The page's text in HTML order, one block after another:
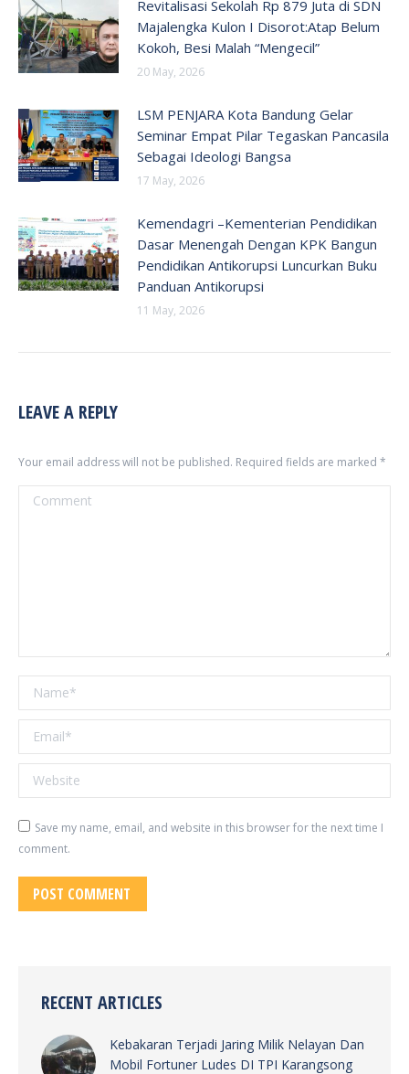
Revitalisasi Sekolah Rp 879 Juta di SDN
Majalengka Kulon I Disorot:Atap Belum
Kokoh, Besi Malah “Mengecil”
20 May, 2026
LSM PENJARA Kota Bandung Gelar
Seminar Empat Pilar Tegaskan Pancasila
Sebagai Ideologi Bangsa
17 May, 2026
Kemendagri –Kementerian Pendidikan
Dasar Menengah Dengan KPK Bangun
Pendidikan Antikorupsi Luncurkan Buku
Panduan Antikorupsi
11 May, 2026
LEAVE A REPLY
Your email address will not be published. Required fields are marked *
Comment
Name *
Email *
Website
Save my name, email, and website in this browser for the next time I
comment.
POST COMMENT
RECENT ARTICLES
Kebakaran Terjadi Jaring Milik Nelayan Dan
Mobil Fortuner Ludes DI TPI Karangsong